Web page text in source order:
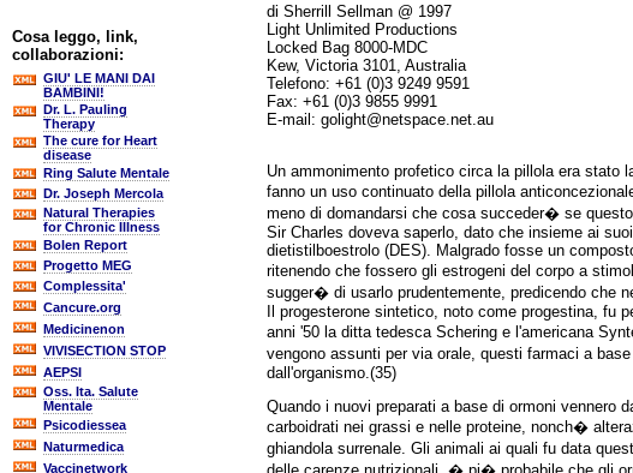
Cosa leggo, link,
collaborazioni:
GIU' LE MANI DAI
BAMBINI!
Dr. L. Pauling
Therapy
The cure for Heart
disease
Ring Salute Mentale
Dr. Joseph Mercola
Natural Therapies
for Chronic Illness
Bolen Report
Progetto MEG
Complessita'
Cancure.org
Medicinenon
VIVISECTION STOP
AEPSI
Oss. Ita. Salute
Mentale
Psicodiessea
Naturmedica
Vaccinetwork
di Sherrill Sellman @ 1997
Light Unlimited Productions
Locked Bag 8000-MDC
Kew, Victoria 3101, Australia
Telefono: +61 (0)3 9249 9591
Fax: +61 (0)3 9855 9991
E-mail: golight@netspace.net.au
Un ammonimento profetico circa la pillola era stato
fanno un uso continuato della pillola
meno di domandarsi che cosa succeder� se
Sir Charles doveva saperlo, dato che insieme ai
dietistilboestrolo (DES). Malgrado fosse un
ritenendo che fossero gli estrogeni del corpo a
sugger� di usarlo prudentemente, predicendo che
Il progesterone sintetico, noto come progestina, fu
anni '50 la ditta tedesca Schering e l'americana
vengono assunti per via orale, questi farmaci a
dall'organismo.(35)
Quando i nuovi preparati a base di ormoni vennero
carboidrati nei grassi e nelle proteine, nonch�
ghiandola surrenale. Gli animali ai quali fu data